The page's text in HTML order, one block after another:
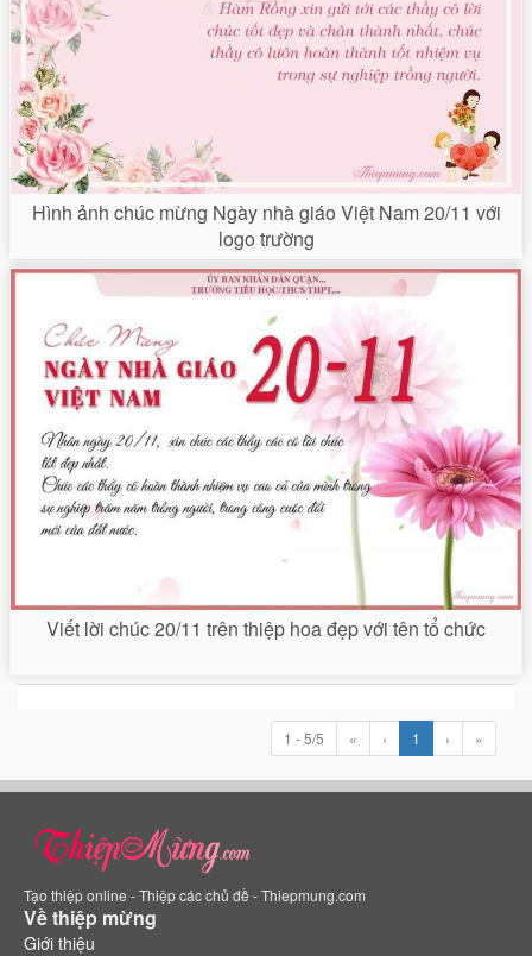
Hình ảnh chúc mừng Ngày nhà giáo Việt Nam 20/11 với
logo trường
Viết lời chúc 20/11 trên thiệp hoa đẹp với tên tổ chức
1 - 5/5 « ‹ 1 › »
Tạo thiệp online - Thiệp các chủ đề - Thiepmung.com
Về thiệp mừng
Giới thiệu